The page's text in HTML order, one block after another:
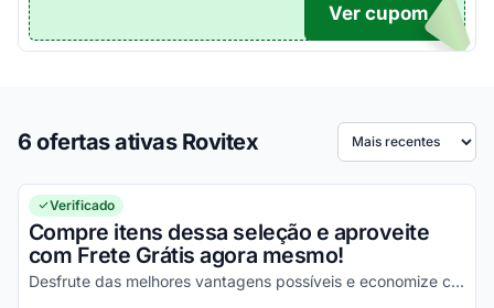
TICO
Ver cupom
6 ofertas ativas Rovitex Ordenar por
Verificado
Compre itens dessa seleção e aproveite
com Frete Grátis agora mesmo!
Desfrute das melhores vantagens possíveis e economize com facilidade nas suas compras!